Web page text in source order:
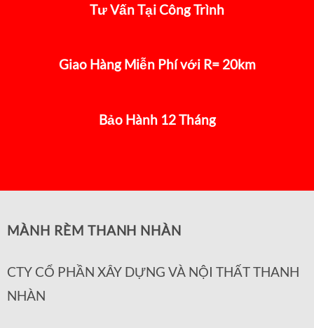
Tư Vấn Tại Công Trình
Giao Hàng Miễn Phí với R= 20km
Bảo Hành 12 Tháng
MÀNH RÈM THANH NHÀN
CTY CỔ PHẦN XÂY DỰNG VÀ NỘI THẤT THANH
NHÀN